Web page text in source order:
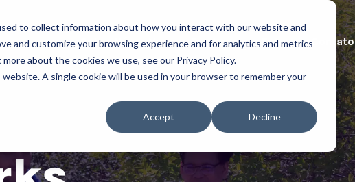
to collect information about how you interact with our website and
and customize your browsing experience and for analytics and metrics
about the cookies we use, see our Privacy Policy.
A single cookie will be used in your browser to remember your
Accept Decline
Sobre Nós Nossos Programas Entre em Contato